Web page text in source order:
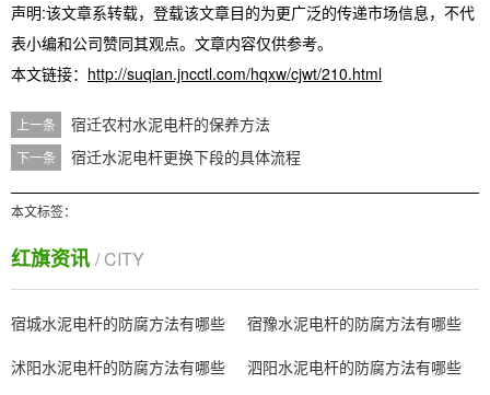
声明:该文章系转载，登载该文章目的为更广泛的传递市场信息，不代
表小编和公司赞同其观点。文章内容仅供参考。
本文链接： http://suqian.jncctl.com/hqxw/cjwt/210.html
上一条 宿迁农村水泥电杆的保养方法
下一条 宿迁水泥电杆更换下段的具体流程
本文标签：
红旗资讯 / CITY
宿城水泥电杆的防腐方法有哪些
宿豫水泥电杆的防腐方法有哪些
沭阳水泥电杆的防腐方法有哪些
泗阳水泥电杆的防腐方法有哪些